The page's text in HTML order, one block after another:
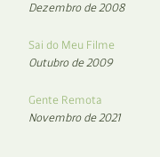
Dezembro de 2008
Sai do Meu Filme
Outubro de 2009
Gente Remota
Novembro de 2021